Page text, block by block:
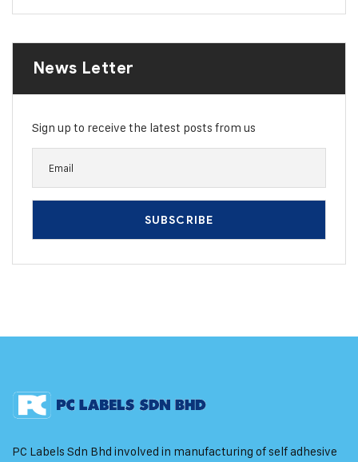
News Letter
Sign up to receive the latest posts from us
PC Labels Sdn Bhd involved in manufacturing of self adhesive